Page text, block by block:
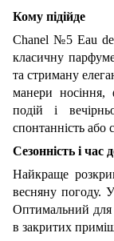
Кому підійде
Chanel №5 Eau de
класичну
та стриману
манери носіння,
подій і
спонтанність або
Сезонність і час
Найкраще
весняну погоду.
Оптимальний для
в закритих